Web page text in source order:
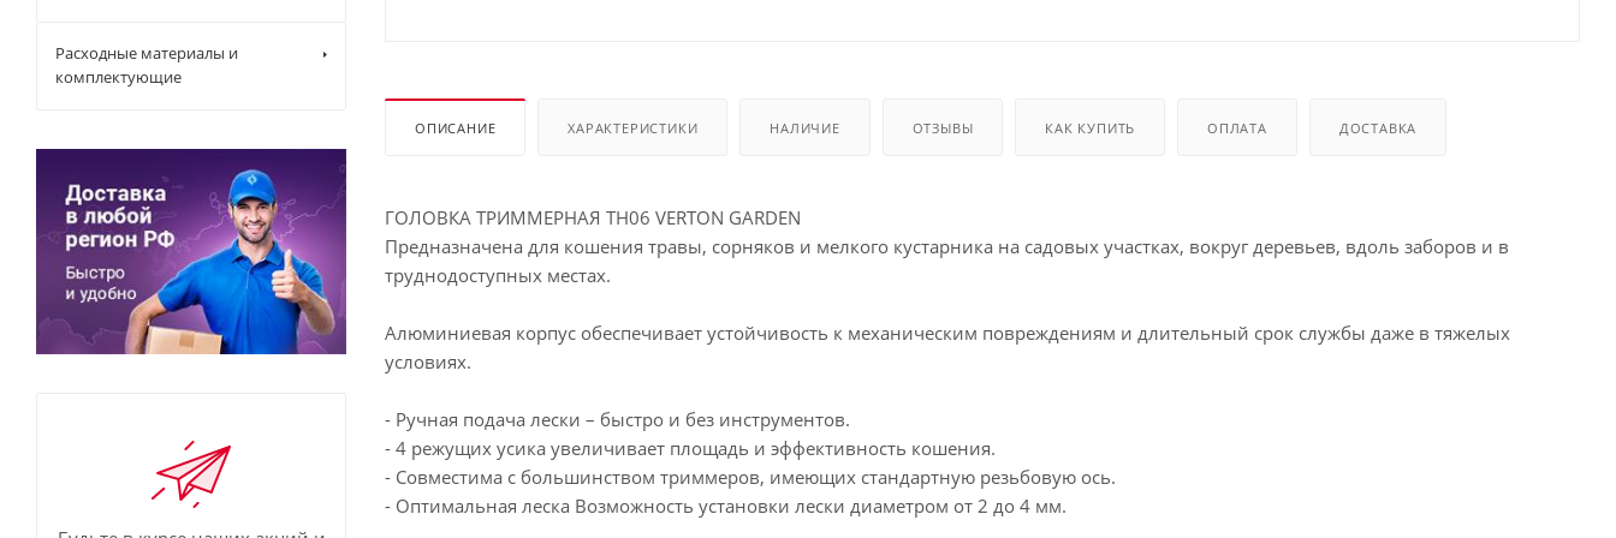
ОПИСАНИЕ ХАРАКТЕРИСТИКИ НАЛИЧИЕ ОТЗЫВЫ КАК КУПИТЬ ОПЛАТА ДОСТАВКА
ГОЛОВКА ТРИММЕРНАЯ TH06 VERTON GARDEN
Предназначена для кошения травы, сорняков и мелкого кустарника на садовых участках, вокруг деревьев, вдоль заборов и в
труднодоступных местах.
Алюминиевая корпус обеспечивает устойчивость к механическим повреждениям и длительный срок службы даже в тяжелых
условиях.
- Ручная подача лески – быстро и без инструментов.
- 4 режущих усика увеличивает площадь и эффективность кошения.
- Совместима с большинством триммеров, имеющих стандартную резьбовую ось.
- Оптимальная леска Возможность установки лески диаметром от 2 до 4 мм.
Расходные материалы и
комплектующие